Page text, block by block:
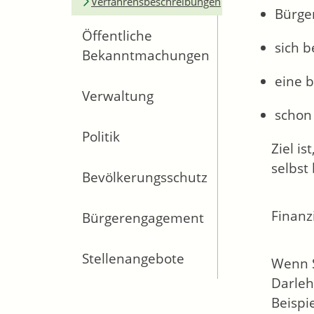
Öffentliche
Bekanntmachungen
Verwaltung
Politik
Bevölkerungsschutz
Bürgerengagement
Stellenangebote
sich
eine
Ziel
Wenn